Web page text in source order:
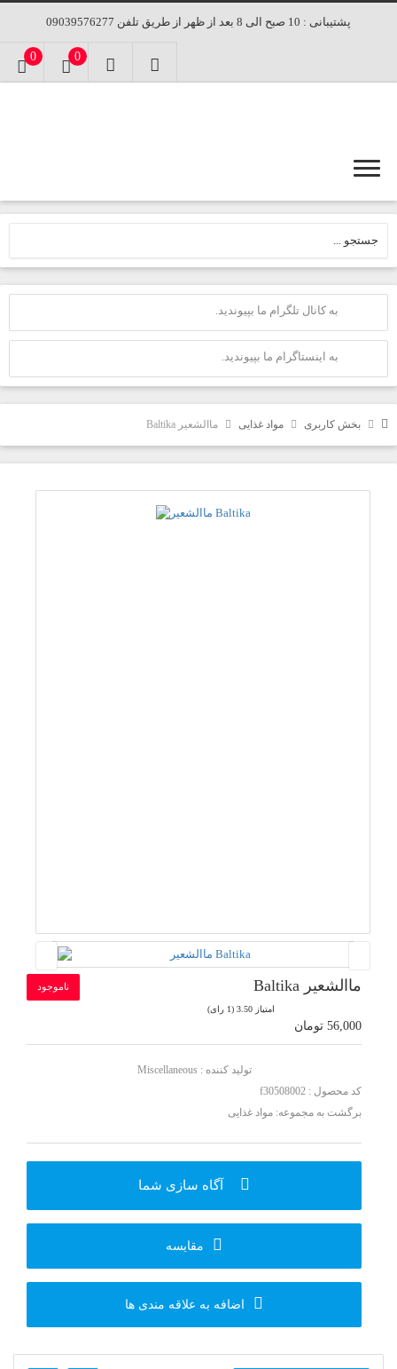
پشتیبانی : 10 صبح الی 8 بعد از ظهر از طریق تلفن 09039576277
0 0
به کانال تلگرام ما بپیوندید.
به اینستاگرام ما بپیوندید.
بخش کاربری مواد غذایی ماالشعیر Baltika
ماالشعیر Baltika ناموجود
امتیاز 3.50 (1 رای)
56,000 تومان
تولید کننده : Miscellaneous
کد محصول : f30508002
برگشت به مجموعه: مواد غذایی
آگاه سازی شما
مقایسه
اضافه به علاقه مندی ها